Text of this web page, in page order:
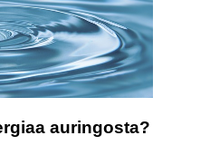
auringosta?